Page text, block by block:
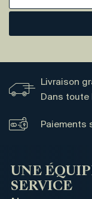
Livraison
Dans toute
Paiements
UNE
SERVICE